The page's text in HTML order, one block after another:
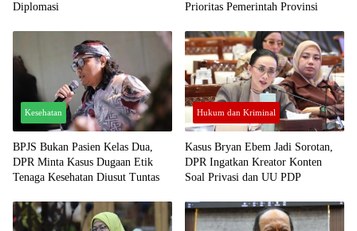
Diplomasi
Prioritas Pemerintah Provinsi
Kesehatan
BPJS Bukan Pasien Kelas Dua,
DPR Minta Kasus Dugaan Etik
Tenaga Kesehatan Diusut Tuntas
Hukum dan Kriminal
Kasus Bryan Ebem Jadi Sorotan,
DPR Ingatkan Kreator Konten
Soal Privasi dan UU PDP